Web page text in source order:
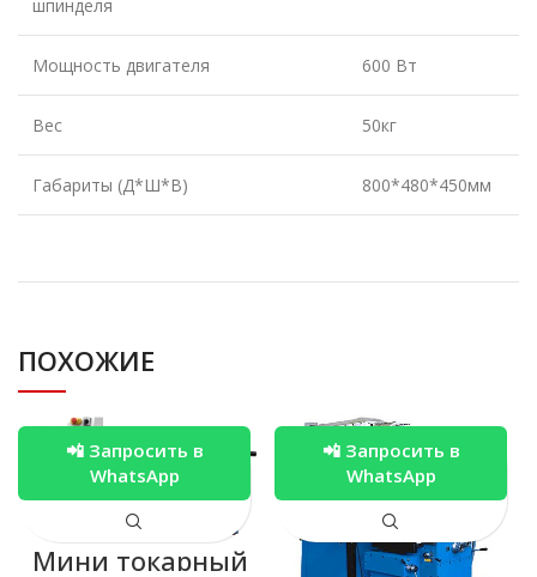
шпинделя
Мощность двигателя 600 Вт
Вес 50кг
Габариты (Д*Ш*В) 800*480*450мм
ПОХОЖИЕ
Мини токарный
📲 Запросить в
WhatsApp
📲 Запросить в
WhatsApp